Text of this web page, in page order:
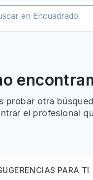
probar otra
el profesional
PARA TI